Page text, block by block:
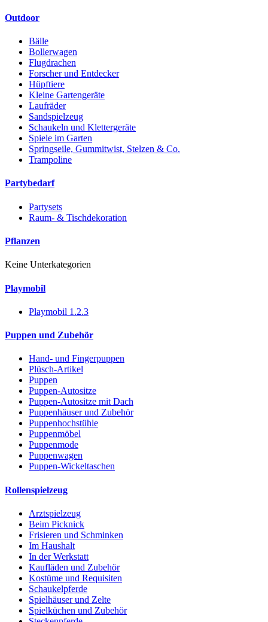
Outdoor
Bälle
Bollerwagen
Flugdrachen
Forscher und Entdecker
Hüpftiere
Kleine Gartengeräte
Laufräder
Sandspielzeug
Schaukeln und Klettergeräte
Spiele im Garten
Springseile, Gummitwist, Stelzen & Co.
Trampoline
Partybedarf
Partysets
Raum- & Tischdekoration
Pflanzen
Keine Unterkategorien
Playmobil
Playmobil 1.2.3
Puppen und Zubehör
Hand- und Fingerpuppen
Plüsch-Artikel
Puppen
Puppen-Autositze
Puppen-Autositze mit Dach
Puppenhäuser und Zubehör
Puppenhochstühle
Puppenmöbel
Puppenmode
Puppenwagen
Puppen-Wickeltaschen
Rollenspielzeug
Arztspielzeug
Beim Picknick
Frisieren und Schminken
Im Haushalt
In der Werkstatt
Kaufläden und Zubehör
Kostüme und Requisiten
Schaukelpferde
Spielhäuser und Zelte
Spielküchen und Zubehör